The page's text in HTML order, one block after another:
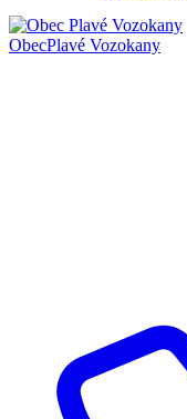
ObecPlavé Vozokany